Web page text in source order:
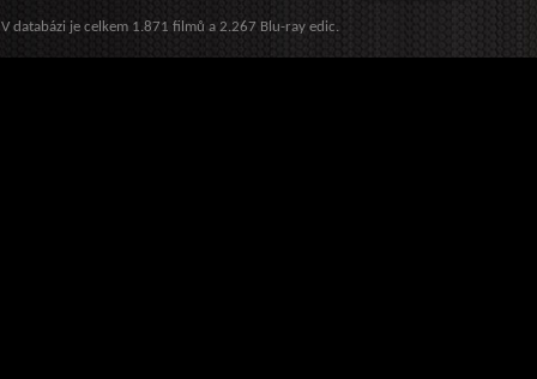
V databázi je celkem 1.871 filmů a 2.267 Blu-ray edic.